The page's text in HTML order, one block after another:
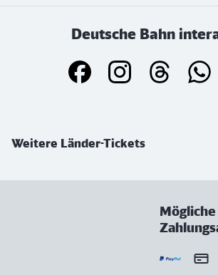
Deutsche Bahn
Weitere Länder-Tickets
Mögliche